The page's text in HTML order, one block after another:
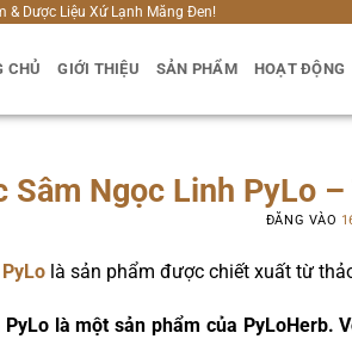
& Dược Liệu Xứ Lạnh Măng Đen!
CHỦ GIỚI THIỆU SẢN PHẨM HOẠT ĐỘNG
Sâm Ngọc Linh PyLo
ĐĂNG VÀO
là sản phẩm được chiết xuất từ
PyLo là một sản phẩm của